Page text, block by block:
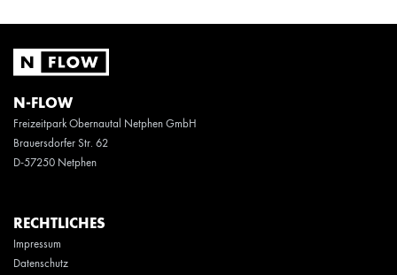
N-FLOW
Freizeitpark Obernautal Netphen GmbH
Brauersdorfer Str. 62
D-57250 Netphen
RECHTLICHES
Impressum
Datenschutz